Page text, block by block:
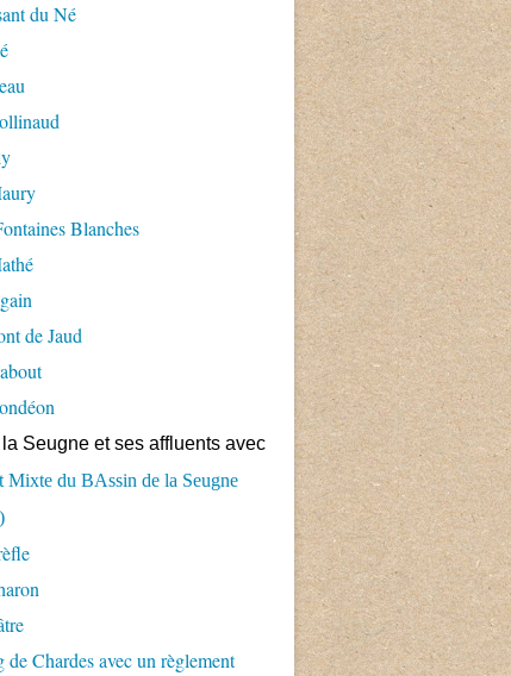
du Né
Blanches
de Jaud
Seugne et ses affluents avec
Mixte du BAssin de la Seugne
de Chardes avec un règlement